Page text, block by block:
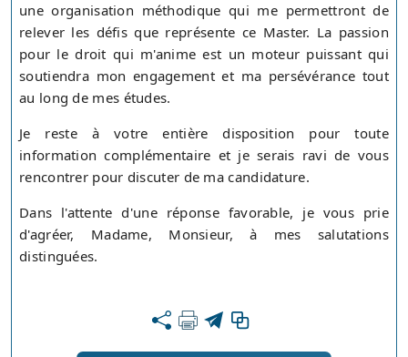
une organisation méthodique qui me permettront de
relever les défis que représente ce Master. La passion
pour le droit qui m'anime est un moteur puissant qui
soutiendra mon engagement et ma persévérance tout
au long de mes études.
Je reste à votre entière disposition pour toute
information complémentaire et je serais ravi de vous
rencontrer pour discuter de ma candidature.
Dans l'attente d'une réponse favorable, je vous prie
d'agréer, Madame, Monsieur, à mes salutations
distinguées.